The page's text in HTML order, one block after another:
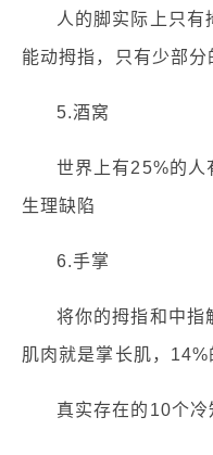
人的脚实际上只有
能动拇指，只有少部
5.酒窝
世界上有25%的人
生理缺陷
6.手掌
将你的拇指和中指
肌肉就是掌长肌，
真实存在的10个冷